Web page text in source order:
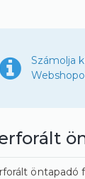
Számolja
öntapadó